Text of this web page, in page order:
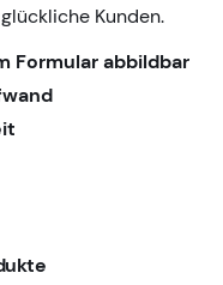
Kunden.
Formular abbildbar